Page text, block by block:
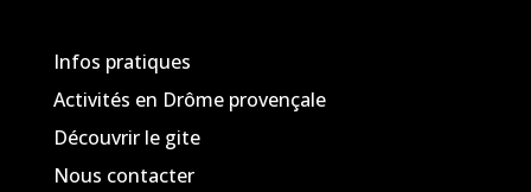
Infos pratiques
Activités en Drôme provençale
Découvrir le gite
Nous contacter